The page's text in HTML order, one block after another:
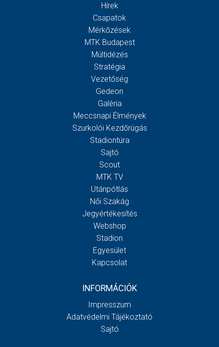
Hírek
Csapatok
Mérkőzések
MTK Budapest
Múltidézés
Stratégia
Vezetőség
Gedeon
Galéria
Meccsnapi Élmények
Szurkolói Kezdőrúgás
Stadiontúra
Sajtó
Scout
MTK TV
Utánpótlás
Női Szakág
Jegyértékesítés
Webshop
Stadion
Egyesület
Kapcsolat
INFORMÁCIÓK
Impresszum
Adatvédelmi Tájékoztató
Sajtó